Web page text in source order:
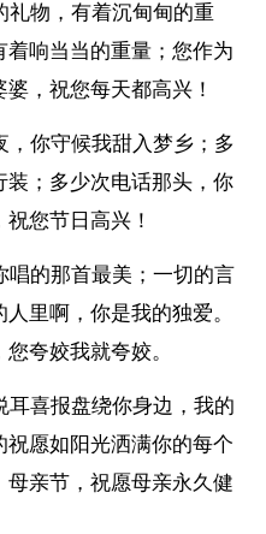
物，有着沉甸甸的重
响当当的重量；您作为
，祝您每天都高兴！
你守候我甜入梦乡；多
；多少次电话那头，你
您节日高兴！
的那首最美；一切的言
里啊，你是我的独爱。
夸姣我就夸姣。
喜报盘绕你身边，我的
愿如阳光洒满你的每个
亲节，祝愿母亲永久健